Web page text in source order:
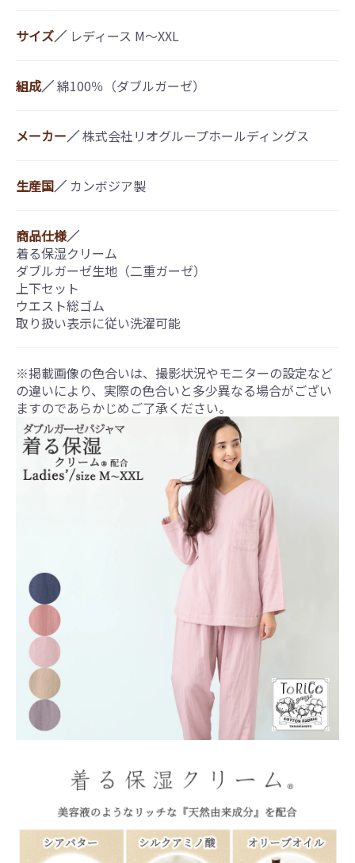
サイズ／ レディース M～XXL
組成／綿100％（ダブルガーゼ）
メーカー／株式会社リオグループホールディングス
生産国／ カンボジア製
商品仕様／
着る保湿クリーム
ダブルガーゼ生地（二重ガーゼ）
上下セット
ウエスト総ゴム
取り扱い表示に従い洗濯可能
※掲載画像の色合いは、撮影状況やモニターの設定など
の違いにより、実際の色合いと多少異なる場合がござい
ますのであらかじめご了承ください。